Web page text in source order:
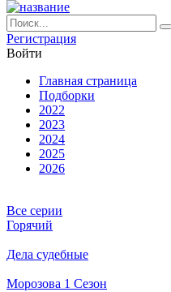
Ре­ги­ст­ра­ция
Вой­ти
Глав­ная стра­ни­ца
Подборки
2022
2023
2024
2025
2026
Все серии
Горячий
Дела судебные
Морозова 1 Сезон